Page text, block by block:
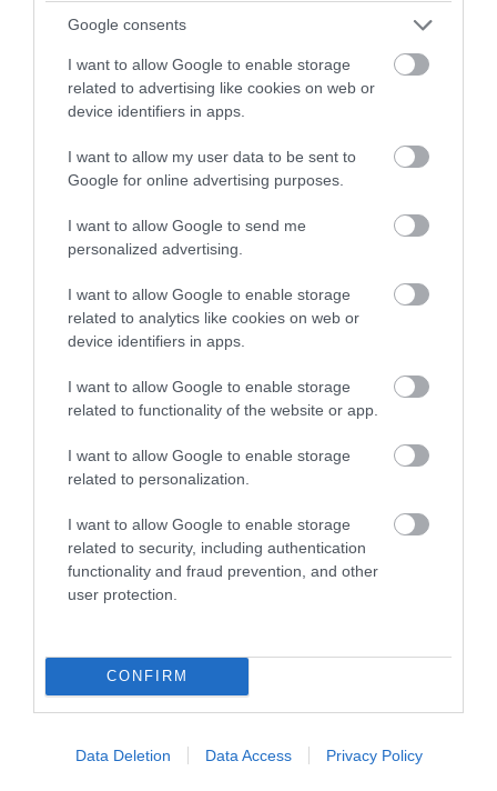
Google consents
I want to allow Google to enable storage
related to advertising like cookies on web or
device identifiers in apps.
I want to allow my user data to be sent to
Google for online advertising purposes.
I want to allow Google to send me
personalized advertising.
I want to allow Google to enable storage
related to analytics like cookies on web or
device identifiers in apps.
I want to allow Google to enable storage
related to functionality of the website or app.
I want to allow Google to enable storage
related to personalization.
I want to allow Google to enable storage
related to security, including authentication
functionality and fraud prevention, and other
user protection.
CONFIRM
Data Deletion Data Access Privacy Policy
PRONEWS.GR /GOOD LIFE
των ρούχων που έχει συγκεκριμένη
σημασία
08.08.2026 | 19:07
PRONEWS.GR /GOOD LIFE
Αυτό το γνωρίζατε; – Πώς βγήκε η
φράση «ο μήνας έχει 9»;